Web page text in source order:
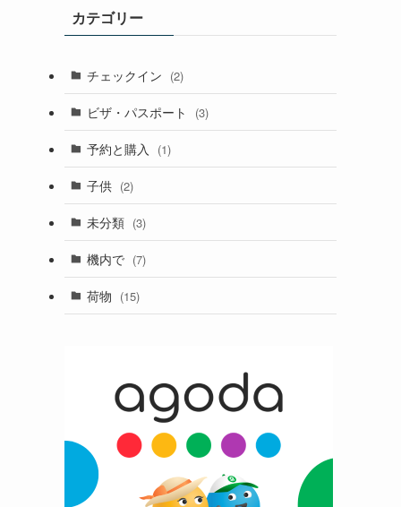
カテゴリー
チェックイン (2)
ビザ・パスポート (3)
予約と購入 (1)
子供 (2)
未分類 (3)
機内で (7)
荷物 (15)